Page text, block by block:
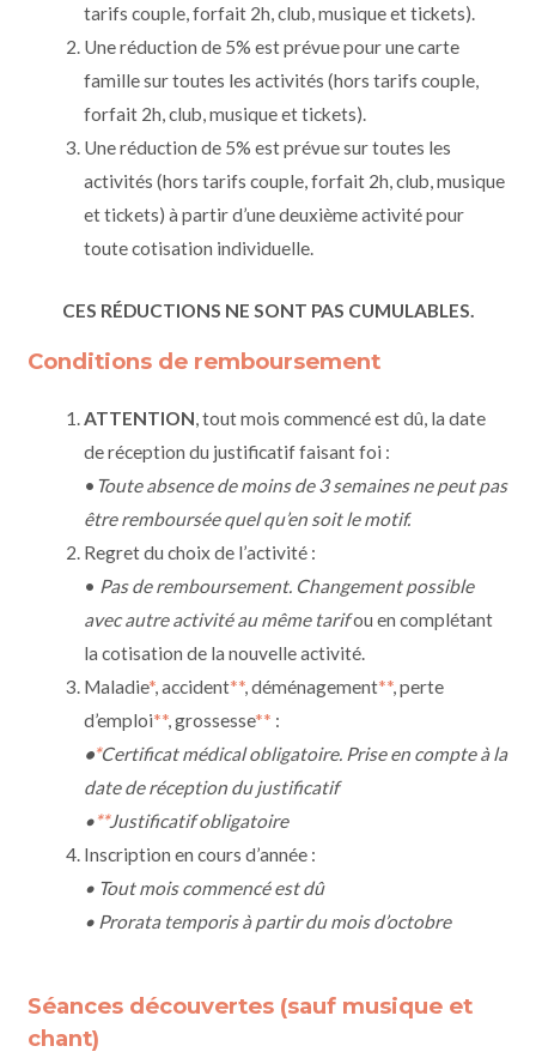
tarifs couple, forfait 2h, club, musique et tickets).
Une réduction de 5% est prévue pour une carte
famille sur toutes les activités (hors tarifs couple,
forfait 2h, club, musique et tickets).
Une réduction de 5% est prévue sur toutes les
activités (hors tarifs couple, forfait 2h, club, musique
et tickets) à partir d’une deuxième activité pour
toute cotisation individuelle.
CES RÉDUCTIONS NE SONT PAS CUMULABLES.
Conditions de remboursement
ATTENTION, tout mois commencé est dû, la date
de réception du justificatif faisant foi :
• Toute absence de moins de 3 semaines ne peut pas
être remboursée quel qu’en soit le motif.
Regret du choix de l’activité :
• Pas de remboursement. Changement possible
avec autre activité au même tarifou en complétant
la cotisation de la nouvelle activité.
Maladie*, accident**, déménagement**, perte
d’emploi**, grossesse** :
•*Certificat médical obligatoire. Prise en compte à la
date de réception du justificatif
•**Justificatif obligatoire
Inscription en cours d’année :
• Tout mois commencé est dû
• Prorata temporis à partir du mois d’octobre
Séances découvertes (sauf musique et
chant)